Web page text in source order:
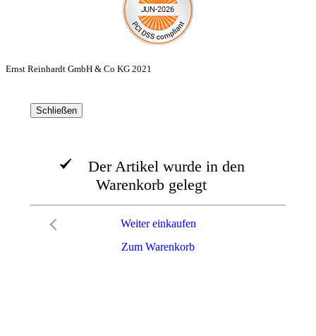
Ernst Reinhardt GmbH & Co KG 2021
Schließen
Der Artikel wurde in den
Warenkorb gelegt
Zum Warenkorb
Weiter einkaufen